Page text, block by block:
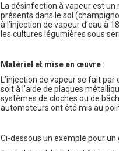
La désinfection à vapeur est
présents dans le sol
à l’injection de vapeur d’eau à
les cultures légumières sous
Matériel et mise en œuvre :
L’injection de vapeur se fait
soit à l’aide de plaques
systèmes de cloches ou de
automoteurs ont été mis au
Ci-dessous un exemple pour